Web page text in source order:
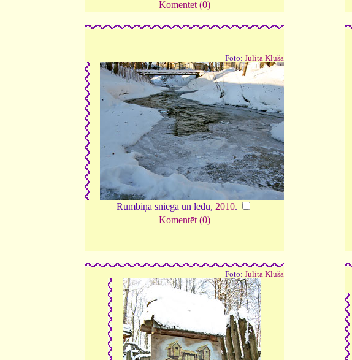
Komentēt (0)
Foto: Julita Kluša
Rumbiņa sniegā un ledū, 2010.
Komentēt (0)
Foto: Julita Kluša